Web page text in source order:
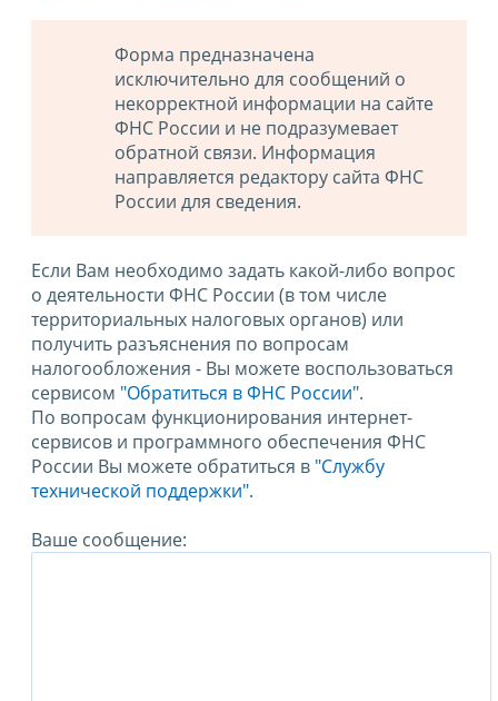
Форма предназначена
исключительно для сообщений о
некорректной информации на сайте
ФНС России и не подразумевает
обратной связи. Информация
направляется редактору сайта ФНС
России для сведения.
Если Вам необходимо задать какой-либо вопрос
о деятельности ФНС России (в том числе
территориальных налоговых органов) или
получить разъяснения по вопросам
налогообложения - Вы можете воспользоваться
сервисом "Обратиться в ФНС России".
По вопросам функционирования интернет-
сервисов и программного обеспечения ФНС
России Вы можете обратиться в "Службу
технической поддержки".
Ваше сообщение: